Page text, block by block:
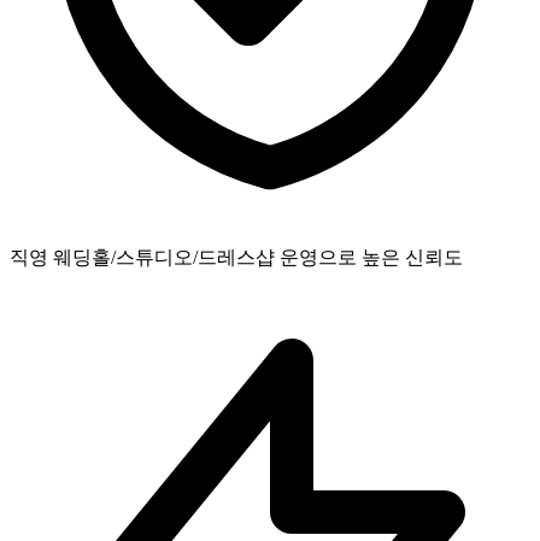
직영 웨딩홀/스튜디오/드레스샵 운영으로 높은 신뢰도